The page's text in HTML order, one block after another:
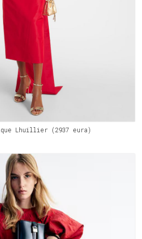
Lhuillier (2937 eura)